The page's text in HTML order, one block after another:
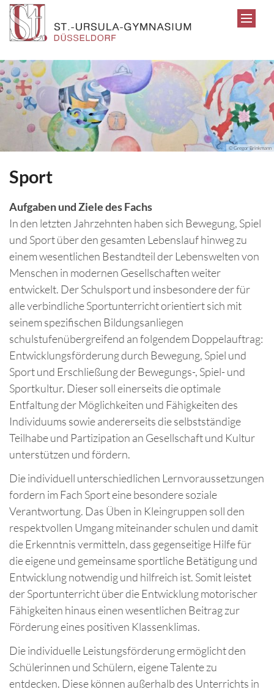
Zum Inhalt springen
© Gregor Brinkmann
Sport
Aufgaben und Ziele des Fachs
In den letzten Jahrzehnten haben sich Bewegung, Spiel
und Sport über den gesamten Lebenslauf hinweg zu
einem wesentlichen Bestandteil der Lebenswelten von
Menschen in modernen Gesellschaften weiter
entwickelt. Der Schulsport und insbesondere der für
alle verbindliche Sportunterricht orientiert sich mit
seinem spezifischen Bildungsanliegen
schulstufenübergreifend an folgendem Doppelauftrag:
Entwicklungsförderung durch Bewegung, Spiel und
Sport und Erschließung der Bewegungs-, Spiel- und
Sportkultur. Dieser soll einerseits die optimale
Entfaltung der Möglichkeiten und Fähigkeiten des
Individuums sowie andererseits die selbstständige
Teilhabe und Partizipation an Gesellschaft und Kultur
unterstützen und fördern.
Die individuell unterschiedlichen Lernvoraussetzungen
fordern im Fach Sport eine besondere soziale
Verantwortung. Das Üben in Kleingruppen soll den
respektvollen Umgang miteinander schulen und damit
die Erkenntnis vermitteln, dass gegenseitige Hilfe für
die eigene und gemeinsame sportliche Betätigung und
Entwicklung notwendig und hilfreich ist. Somit leistet
der Sportunterricht über die Entwicklung motorischer
Fähigkeiten hinaus einen wesentlichen Beitrag zur
Förderung eines positiven Klassenklimas.
Die individuelle Leistungsförderung ermöglicht den
Schülerinnen und Schülern, eigene Talente zu
entdecken. Diese können außerhalb des Unterrichts in